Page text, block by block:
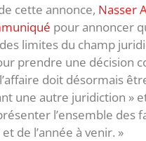
cette annonce, Nasser
pour annoncer
limites du champ
prendre une décision
doit désormais
une autre juridiction » et
l’ensemble des
de l’année à venir. »